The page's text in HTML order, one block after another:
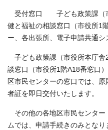
受付窓口 子ども政策課（市
健と福祉の相談窓口（市役所1
ー、各出張所、電子申請共通シ
子ども政策課（市役所本庁舎
談窓口（市役所1階A18番窓口
区市民センターの窓口では、
者証を即日交付いたします。
その他の各地区市民センター
ムでは、申請手続きのみとな